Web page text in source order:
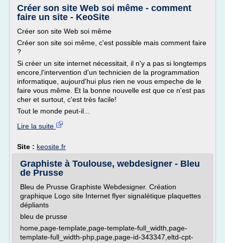
Créer son site Web soi même - comment
faire un site - KeoSite
Créer son site Web soi même
Créer son site soi même, c'est possible mais comment faire
?
Si créer un site internet nécessitait, il n'y a pas si longtemps
encore,l'intervention d'un technicien de la programmation
informatique, aujourd'hui plus rien ne vous empeche de le
faire vous même. Et la bonne nouvelle est que ce n'est pas
cher et surtout, c'est très facile!
Tout le monde peut-il...
Lire la suite
Site : keosite.fr
Graphiste à Toulouse, webdesigner - Bleu
de Prusse
Bleu de Prusse Graphiste Webdesigner. Création
graphique Logo site Internet flyer signalétique plaquettes
dépliants
bleu de prusse
home,page-template,page-template-full_width,page-
template-full_width-php,page,page-id-343347,eltd-cpt-